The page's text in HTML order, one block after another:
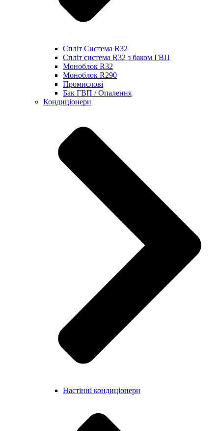
Спліт Система R32
Спліт система R32 з баком ГВП
Моноблок R32
Моноблок R290
Промислові
Бак ГВП / Опалення
Кондиціонери
Настінні кондиціонери